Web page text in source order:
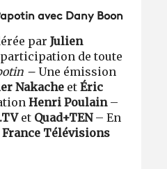
avec Dany Boon
parJulien
participation de toute
– Une émission
Nakache etÉric
Henri Poulain–
et Quad+TEN– En
France Télévisions